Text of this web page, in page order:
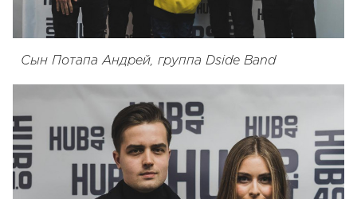
Сын Потапа Андрей, группа Dside Band